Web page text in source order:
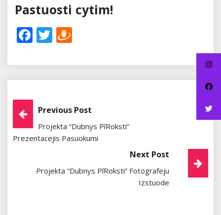
Pastuosti cytim!
Facebook
Twitter
Post
Navigation
Previous Post
Projekta “Dubnys PīRoksti”
Prezentacejis Pasuokumi
Next Post
Projekta “Dubnys PīRoksti” Fotografeju
Izstuode